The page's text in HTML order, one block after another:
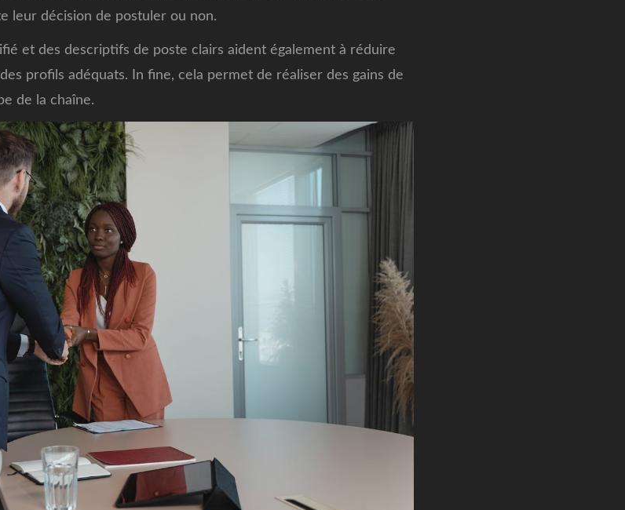
leur décision de postuler ou non.
et des descriptifs de poste clairs aident également à réduire
profils adéquats. In fine, cela permet de réaliser des gains de
de la chaîne.